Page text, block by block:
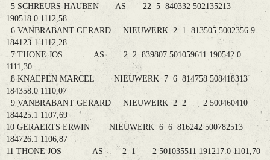
5 SCHREURS-HAUBEN AS 22 5 840332 502135213
190518.0 1112,58
6 VANBRABANT GERARD NIEUWERK 2 1 813505 5002356 9
184123.1 1112,28
7 THONE JOS AS 2 2 839807 501059611 190542.0
1111,30
8 KNAEPEN MARCEL NIEUWERK 7 6 814758 508418313
184358.0 1110,07
9 VANBRABANT GERARD NIEUWERK 2 2 2 500460410
184425.1 1107,69
10 GERAERTS ERWIN NIEUWERK 6 6 816242 500782513
184726.1 1106,87
11 THONE JOS AS 2 1 2 501035511 191217.0 1101,70